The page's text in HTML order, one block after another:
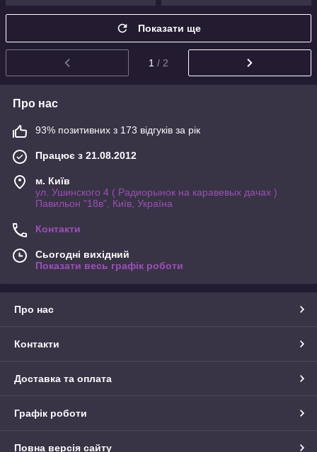
Показати ще
1 / 2
Про нас
93% позитивних з 173 відгуків за рік
Працює з 21.08.2012
м. Київ
ул. Ушинского 4 ( Радиорынок на каравевых дачах )
Павильон "18в", Київ, Україна
Контакти
Сьогодні вихідний
Показати весь графік роботи
Про нас
Контакти
Доставка та оплата
Графік роботи
Повна версія сайту